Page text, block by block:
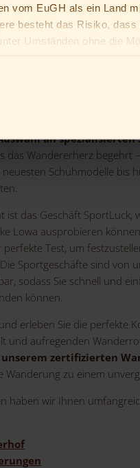
vom EuGH als ein Land
besteht das Risiko,
Umständen ohne die
zur Pflege Ihrer
für
für Ihren
an spezialisierten
das Wandererherz begehrt
Schuhmodelle bis
ist das Geschäft SportLuck,
Lowa ausprobieren
Test, um
Sportgeschäfte sind von
sodass Sie schnell und
können.
erleben Sie die perfekte
und aufregenden
unserem zertifizierten
Wanderung zu einem
haben wir Ihnen